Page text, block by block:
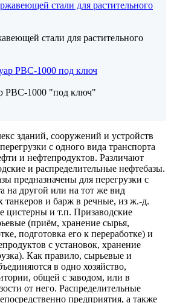
стали для растительного
РВС-1000 "под ключ"
зданий, сооружений и устройств
с одного вида транспорта
и нефтепродуктов. Различают
и распределительные нефтебазы.
предназначены для перегрузки с
на другой или на тот же вид
танкеров и барж в речные, из ж.-д.
цистерны и т.п. Призаводские
(приём, хранение сырья,
подготовка его к переработке) и
с установок, хранение
Как правило, сырьевые и
в одно хозяйство,
общей с заводом, или в
от него. Распределительные
предприятия, а также